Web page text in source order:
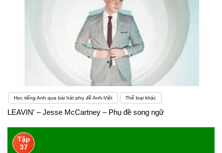
Học tiếng Anh qua bài hát phụ đề Anh-Việt Thể loại khác
LEAVIN' – Jesse McCartney – Phụ đề song ngữ
Tập
37